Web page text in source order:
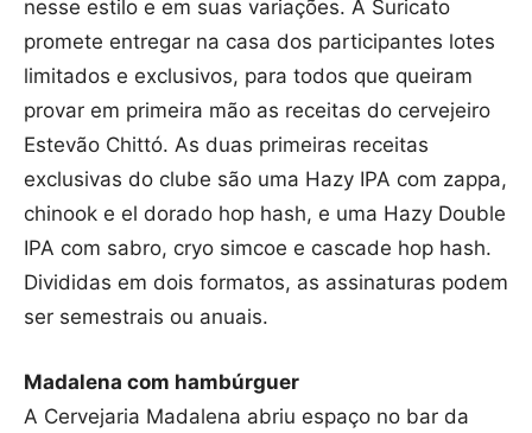
nesse estilo e em suas variações. A Suricato
promete entregar na casa dos participantes lotes
limitados e exclusivos, para todos que queiram
provar em primeira mão as receitas do cervejeiro
Estevão Chittó. As duas primeiras receitas
exclusivas do clube são uma Hazy IPA com zappa,
chinook e el dorado hop hash, e uma Hazy Double
IPA com sabro, cryo simcoe e cascade hop hash.
Divididas em dois formatos, as assinaturas podem
ser semestrais ou anuais.
Madalena com hambúrguer
A Cervejaria Madalena abriu espaço no bar da